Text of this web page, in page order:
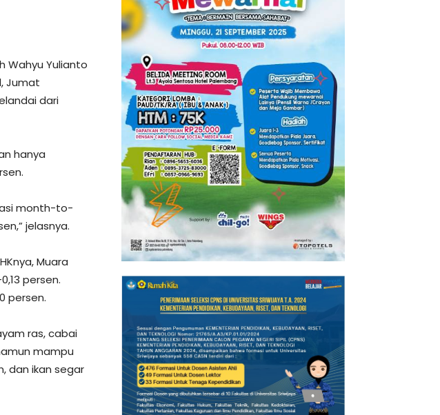
Wahyu Yulianto
Jumat
dari
hanya
month-to-
jelasnya.
Muara
persen.
persen.
ras, cabai
mampu
dan ikan segar